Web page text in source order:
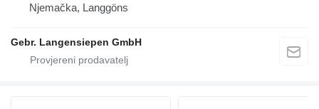
Njemačka, Langgöns
Gebr. Langensiepen GmbH